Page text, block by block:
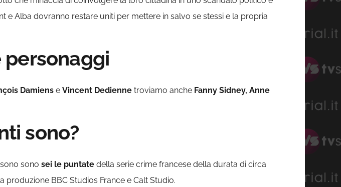
Alba dovranno restare uniti per mettere in salvo se stessi e la propria
personaggi
Damiens e Vincent Dedienne troviamo anche Fanny Sidney, Anne
sono?
sono sei le puntate della serie crime francese della durata di circa
produzione BBC Studios France e Calt Studio.